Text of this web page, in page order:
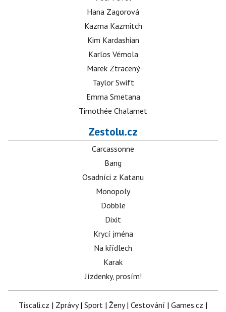
Hana Zagorová
Kazma Kazmitch
Kim Kardashian
Karlos Vémola
Marek Ztracený
Taylor Swift
Emma Smetana
Timothée Chalamet
Zestolu.cz
Carcassonne
Bang
Osadníci z Katanu
Monopoly
Dobble
Dixit
Krycí jména
Na křídlech
Karak
Jízdenky, prosím!
Tiscali.cz | Zprávy| Sport | Ženy| Cestování | Games.cz |